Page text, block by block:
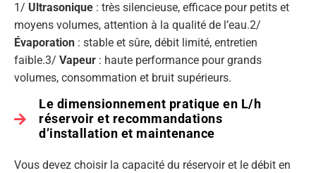
1/ Ultrasonique : très silencieuse, efficace pour petits et
moyens volumes, attention à la qualité de l’eau.2/
Évaporation : stable et sûre, débit limité, entretien
faible.3/ Vapeur : haute performance pour grands
volumes, consommation et bruit supérieurs.
Le dimensionnement pratique en L/h
réservoir et recommandations
d’installation et maintenance
Vous devez choisir la capacité du réservoir et le débit en